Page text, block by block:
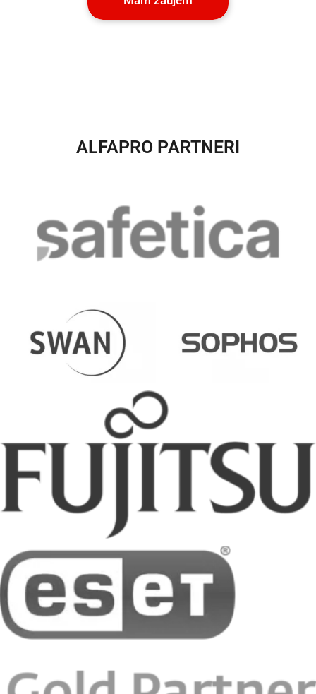
ALFAPRO PARTNERI​